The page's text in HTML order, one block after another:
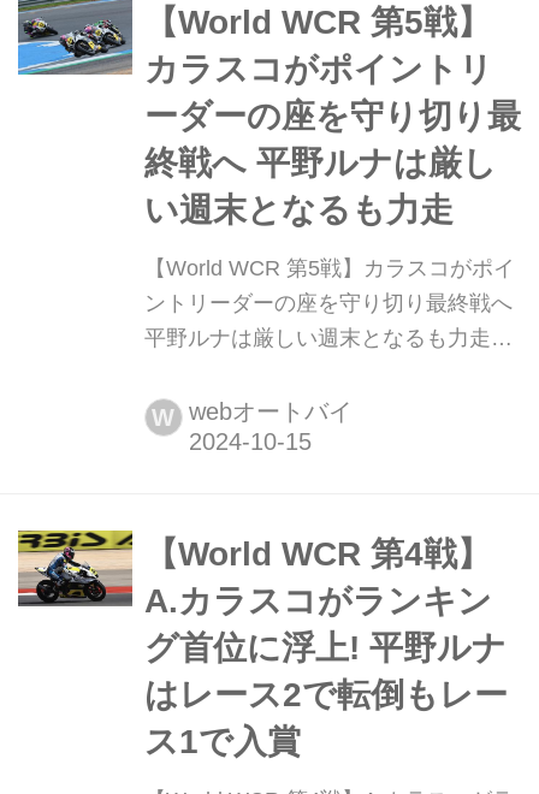
ペインラウンドが行われた。今年から
始まった同大会も最終...
【World WCR 第5戦】
カラスコがポイントリ
ーダーの座を守り切り最
終戦へ 平野ルナは厳し
い週末となるも力走
【World WCR 第5戦】カラスコがポイ
ントリーダーの座を守り切り最終戦へ
平野ルナは厳しい週末となるも力走
ポルトガルのエストリル。サーキット
でFIM女子世界選手権(FIM Women’s
が行われた。
W webオートバイ
【World WCR 第4戦】
A.カラスコがランキン
グ首位に浮上! 平野ルナ
はレース2で転倒もレー
ス1で入賞